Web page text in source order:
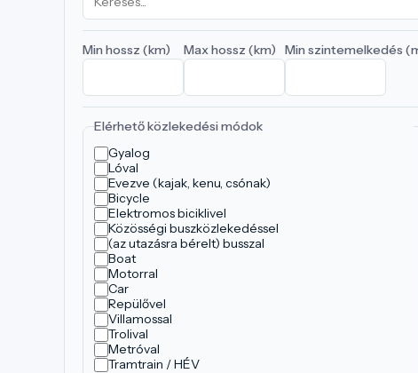
Min hossz (km) Max hossz (km) Min szintemelkedés
Elérhető közlekedési módok
Gyalog
Lóval
Evezve (kajak, kenu, csónak)
Bicycle
Elektromos biciklivel
Közösségi buszközlekedéssel
(az utazásra bérelt) busszal
Boat
Motorral
Car
Repülővel
Villamossal
Trolival
Metróval
Tramtrain / HÉV